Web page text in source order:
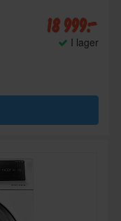
18 999:-
I lager